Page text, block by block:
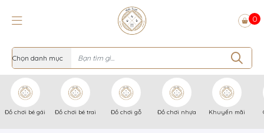
0
Đồ chơi bé gái Đồ chơi bé trai Đồ chơi gỗ Đồ chơi nhựa Khuyến mãi